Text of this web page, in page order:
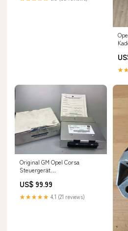
Original GM Opel Corsa
Steuergerät
unbekannt
US$ 99.99
★★★★★ 4.1 (21 reviews)